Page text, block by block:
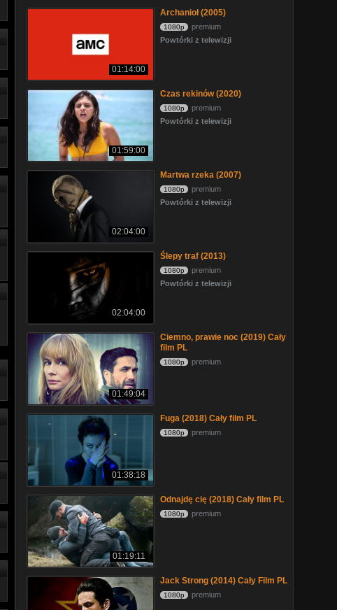
01:14:00
Archanioł (2005)
1080p
premium
Powtórki z telewizji
01:59:00
Czas rekinów (2020)
1080p
premium
Powtórki z telewizji
02:04:00
Martwa rzeka (2007)
1080p
premium
Powtórki z telewizji
02:04:00
Ślepy traf (2013)
1080p
premium
Powtórki z telewizji
01:49:04
Ciemno, prawie noc (2019) Cały
film PL
1080p premium
01:38:18
Fuga (2018) Cały film PL
1080p premium
01:19:11
Odnajdę cię (2018) Cały film PL
1080p premium
Jack Strong (2014) Cały Film PL
1080p premium